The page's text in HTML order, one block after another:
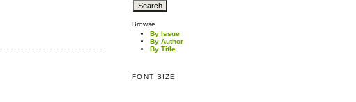
Browse
By Issue
By Author
By Title
FONT SIZE